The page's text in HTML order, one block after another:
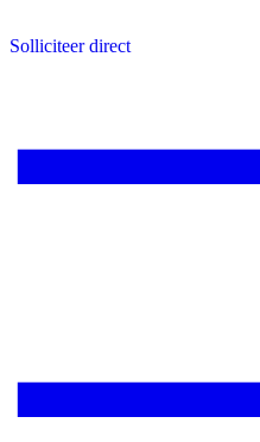
Solliciteer direct